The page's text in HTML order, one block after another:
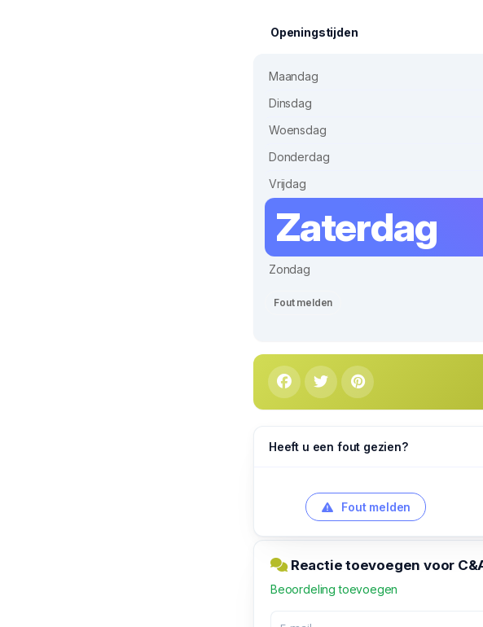
Openingstijden
Maandag
Dinsdag
Woensdag
Donderdag
Vrijdag
Zaterdag
Zondag
Fout melden
Heeft u een fout gezien?
Fout melden
Reactie toevoegen voor
Beoordeling toevoegen